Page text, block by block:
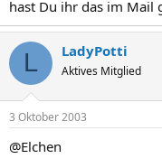
hast Du ihr das im Mail
L LadyPotti
Aktives Mitglied
3 Oktober 2003
@Elchen